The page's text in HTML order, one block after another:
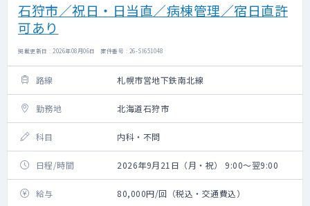
石狩市／祝日・日当直／病棟管理／宿日直許
可あり
掲載更新日 : 2026年08月06日 案件番号 : 26-SI651048
路線 札幌市営地下鉄南北線
勤務地 北海道石狩市
科目 内科・不問
日程/時間 2026年9月21日（月・祝） 9:00～翌9:00
給与 80,000円/回（税込・交通費込）